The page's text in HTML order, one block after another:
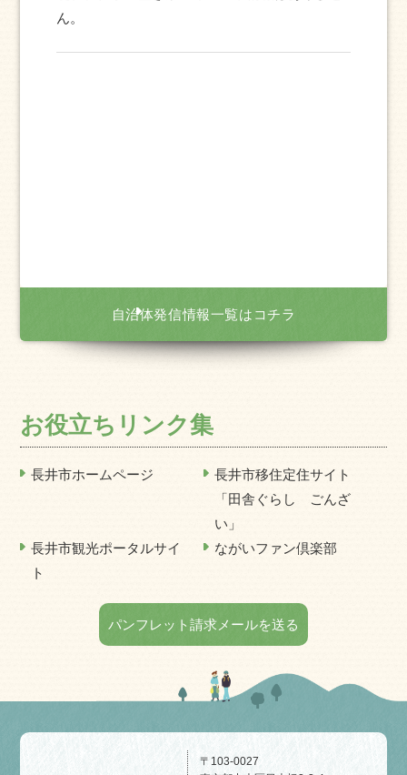
ん。
自治体発信情報一覧はコチラ
お役立ちリンク集
長井市ホームページ
長井市移住定住サイト
「田舎ぐらし ごんざ
い」
長井市観光ポータルサイ
ト
ながいファン倶楽部
パンフレット請求メールを送る
〒103-0027